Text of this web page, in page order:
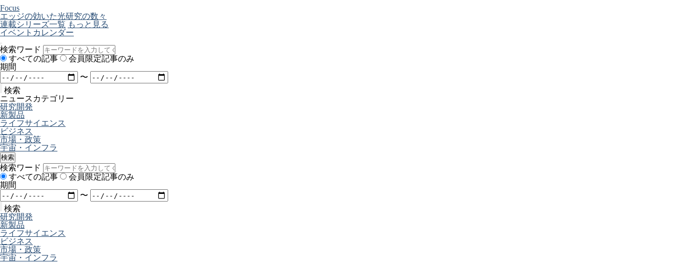
Focus
エッジの効いた光研究の数々
連載シリーズ一覧 もっと見る
イベントカレンダー
検索ワード
すべての記事
会員限定記事のみ
期間
〜
検索
ニュースカテゴリー
研究開発
新製品
ライフサイエンス
ビジネス
市場・政策
宇宙・インフラ
検索
検索ワード
すべての記事
会員限定記事のみ
期間
〜
検索
研究開発
新製品
ライフサイエンス
ビジネス
市場・政策
宇宙・インフラ